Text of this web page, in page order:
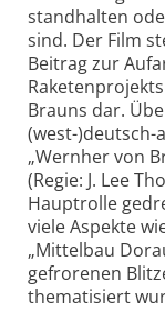
standhalten
sind. Der Film
Beitrag zur
Brauns dar.
(west-
„Wernher von
(Regie: J. Lee
Hauptrolle
viele Aspekte
„Mittelbau
gefrorenen
thematisiert